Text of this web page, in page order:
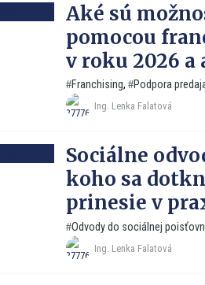
Aké sú
pomocou
v roku 2026 a
Franchising, Podpora
Ing. Lenka Falatová
Sociálne
koho sa
prinesie v
Odvody do sociálnej
Ing. Lenka Falatová